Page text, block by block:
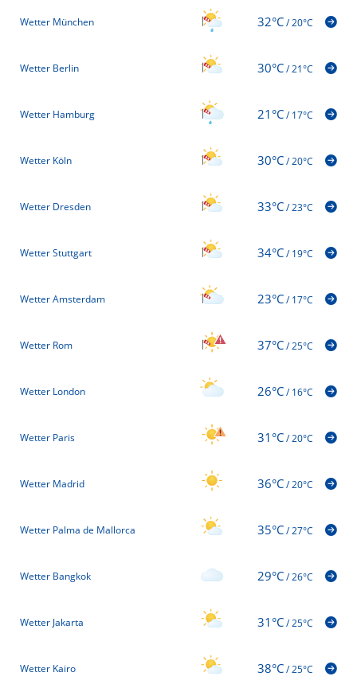
Wetter München 32°C/20°C
Wetter Berlin 30°C/21°C
Wetter Hamburg 21°C/17°C
Wetter Köln 30°C/20°C
Wetter Dresden 33°C/23°C
Wetter Stuttgart 34°C/19°C
Wetter Amsterdam 23°C/17°C
Wetter Rom 37°C/25°C
Wetter London 26°C/16°C
Wetter Paris 31°C/20°C
Wetter Madrid 36°C/20°C
Wetter Palma de Mallorca 35°C/27°C
Wetter Bangkok 29°C/26°C
Wetter Jakarta 31°C/25°C
Wetter Kairo 38°C/25°C